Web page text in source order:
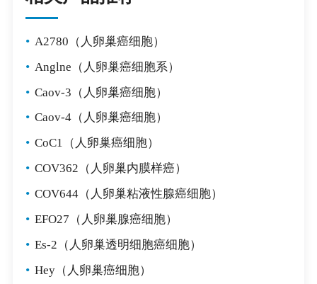
• A2780（人卵巢癌细胞）
• Anglne（人卵巢癌细胞系）
• Caov-3（人卵巢癌细胞）
• Caov-4（人卵巢癌细胞）
• CoC1（人卵巢癌细胞）
• COV362（人卵巢内膜样癌）
• COV644（人卵巢粘液性腺癌细胞）
• EFO27（人卵巢腺癌细胞）
• Es-2（人卵巢透明细胞癌细胞）
• Hey（人卵巢癌细胞）